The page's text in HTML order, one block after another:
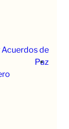
de
Paz